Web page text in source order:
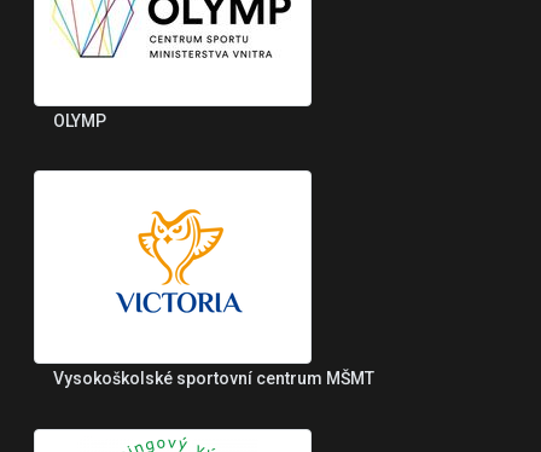
OLYMP
Vysokoškolské sportovní centrum MŠMT